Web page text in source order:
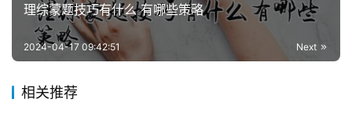
理综蒙题技巧有什么 有哪些策略
Next
2024-04-17 09:42:51
相关推荐